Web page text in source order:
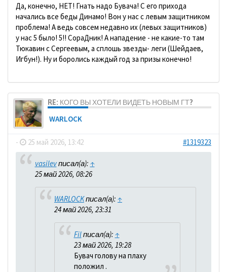
Да, конечно, НЕТ! Гнать надо Бувача! С его прихода
начались все беды Динамо! Вон у нас с левым защитником
проблема! А ведь совсем недавно их (левых защитников)
у нас 5 было! 5!! СораДник! А нападение - не какие-то там
Тюкавин с Сергеевым, а сплошь звезды- леги (Шейдаев,
Игбун!). Ну и боролись каждый год за призы конечно!
RE: КОГО ВЫ ХОТЕЛИ ВИДЕТЬ НОВЫМ ГТ?
WARLOCK
- 25 май 2026, 13:42 #1319323
vasilevписал(а): ↑
25 май 2026, 08:26
WARLOCKписал(а): ↑
24 май 2026, 23:31
Filписал(а): ↑
23 май 2026, 19:28
Бувач голову на плаху
положил .